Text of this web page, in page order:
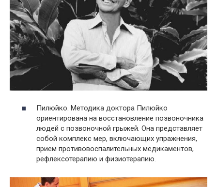
Пилюйко. Методика доктора Пилюйко
ориентирована на восстановление позвоночника
людей с позвоночной грыжей. Она представляет
собой комплекс мер, включающих упражнения,
прием противовоспалительных медикаментов,
рефлексотерапию и физиотерапию.